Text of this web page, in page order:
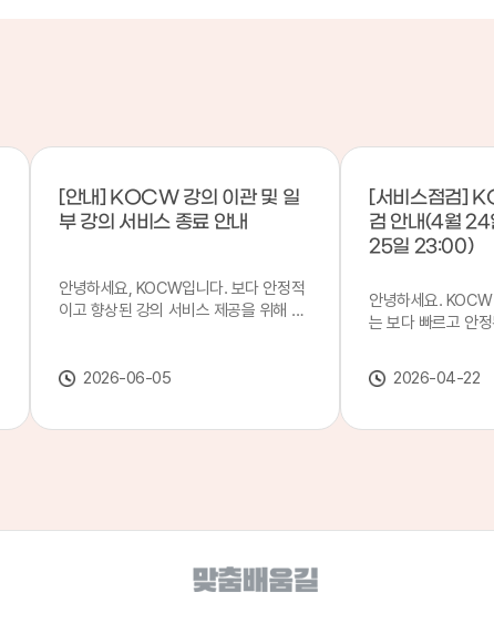
[안내] KOCW 강의 이관 및 일
부 강의 서비스 종료 안내
안녕하세요, KOCW입니다. 보다 안정적
이고 향상된 강의 서비스 제공을 위해 강
스가 종료될 예정이오니, 이용에 참고하
종료 강의 안내 이관 작업으로 인해 일부
었습니다. 서비스 종료 강의 목록은 아래
링크에서 확인하실 수 있습니다. → 서비
2026-06-05
[서비스점검]
검 안내(4월
25일 23:00)
안녕하세요.
는 보다 빠르고 안
합니다.※ 서비스 점
24일(금) 19:00 ~
안 일시중지될 예정
2026-04-22